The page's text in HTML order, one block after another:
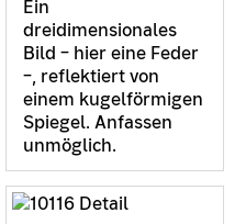
Ein
dreidimensionales
Bild – hier eine Feder
–, reflektiert von
einem kugelförmigen
Spiegel. Anfassen
unmöglich.